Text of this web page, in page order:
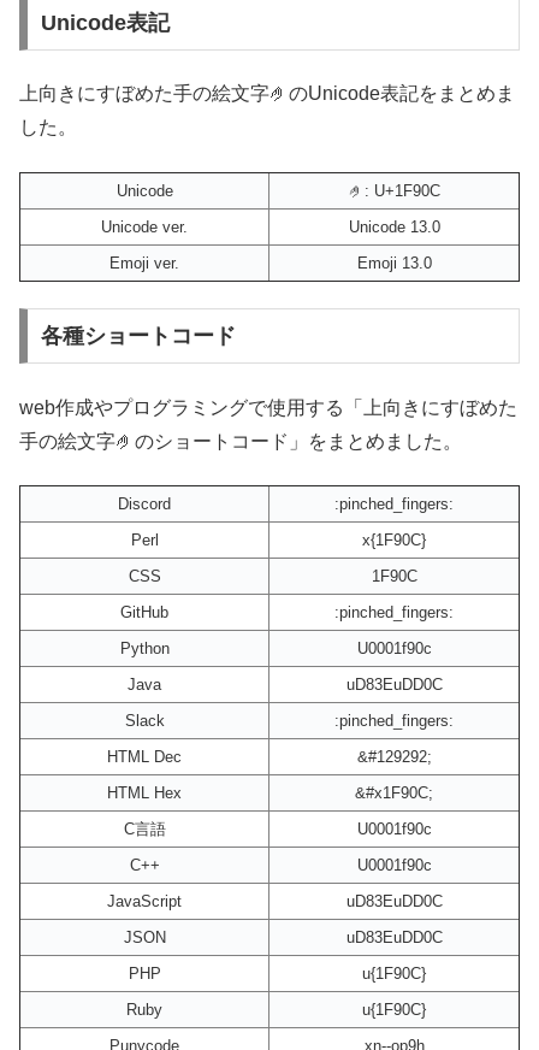
Unicode表記
上向きにすぼめた手の絵文字🤌のUnicode表記をまとめま
した。
Unicode
🤌: U+1F90C
Unicode ver.
Unicode 13.0
Emoji ver.
Emoji 13.0
各種ショートコード
web作成やプログラミングで使用する「上向きにすぼめた
手の絵文字🤌のショートコード」をまとめました。
Discord
:pinched_fingers:
Perl
x{1F90C}
CSS
1F90C
GitHub
:pinched_fingers:
Python
U0001f90c
Java
uD83EuDD0C
Slack
:pinched_fingers:
HTML Dec
&#129292;
HTML Hex
&#x1F90C;
C言語
U0001f90c
C++
U0001f90c
JavaScript
uD83EuDD0C
JSON
uD83EuDD0C
PHP
u{1F90C}
Ruby
u{1F90C}
Punycode
xn--op9h